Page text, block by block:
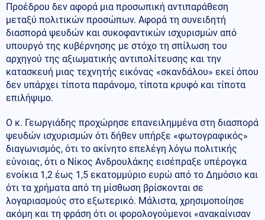
Προέδρου δεν αφορά μια προσωπική αντιπαράθεση
μεταξύ πολιτικών προσώπων. Αφορά τη συνειδητή
διασπορά ψευδών και συκοφαντικών ισχυρισμών από
υπουργό της κυβέρνησης με στόχο τη σπίλωση του
αρχηγού της αξιωματικής αντιπολίτευσης και την
κατασκευή μιας τεχνητής εικόνας «σκανδάλου» εκεί όπου
δεν υπάρχει τίποτα παράνομο, τίποτα κρυφό και τίποτα
επιλήψιμο.
Ο κ. Γεωργιάδης προχώρησε επανειλημμένα στη διασπορά
ψευδών ισχυρισμών ότι δήθεν υπήρξε «φωτογραφικός»
διαγωνισμός, ότι το ακίνητο επελέγη λόγω πολιτικής
εύνοιας, ότι ο Νίκος Ανδρουλάκης εισέπραξε υπέρογκα
ενοίκια 1,2 έως 1,5 εκατομμύριο ευρώ από το Δημόσιο και
ότι τα χρήματα από τη μίσθωση βρίσκονται σε
λογαριασμούς στο εξωτερικό. Μάλιστα, χρησιμοποίησε
ακόμη και τη φράση ότι οι φορολογούμενοι «ανακαίνισαν